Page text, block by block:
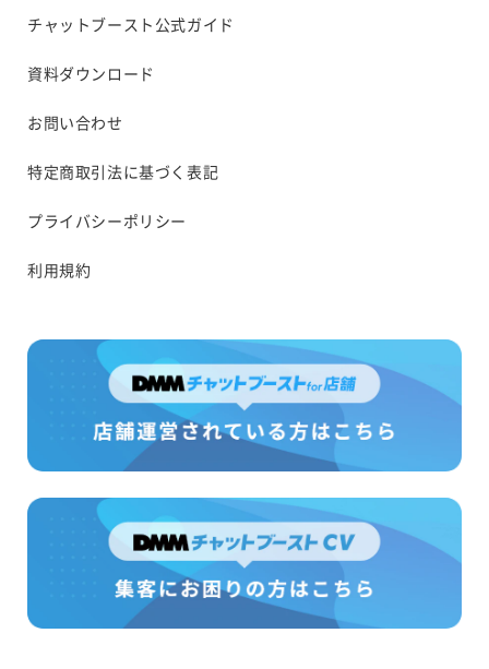
チャットブースト公式ガイド
資料ダウンロード
お問い合わせ
特定商取引法に基づく表記
プライバシーポリシー
利用規約